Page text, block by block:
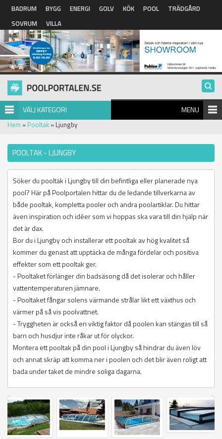
Hoppa till huvudinnehåll
BADRUM BYGG ENERGI GOLV KÖK POOL
TRÄDGÅRD
SOVRUM
VILLA
VÄLJ KATEGORI MENU
Hem » Pooltak » Ljungby
POOLTAK - LJUNGBY
Söker du pooltak i Ljungby till din befintliga eller planerade nya
pool? Här på Poolportalen hittar du de ledande tillverkarna av
både pooltak, kompletta pooler och andra poolartiklar. Du hittar
även inspiration och idéer som vi hoppas ska vara till din hjälp när
det är dax.
Bor du i Ljungby och installerar ett pooltak av hög kvalitet så
kommer du genast att upptäcka de många fördelar och positiva
effekter som ett pooltak ger.
- Pooltaket förlänger din badsäsong då det isolerar och håller
vattentemperaturen jämnare.
- Pooltaket fångar solens värmande strålar likt ett växthus och
värmer på så vis poolvattnet.
- Tryggheten är också en viktig faktor då poolen kan stängas till så
barn och husdjur inte råkar ut för olyckor.
Montera ett pooltak på din pool i Ljungby så hindrar du även löv
och annat skräp att komma ner i poolen och det blir även roligt att
bada under taket de mindre soliga dagarna.